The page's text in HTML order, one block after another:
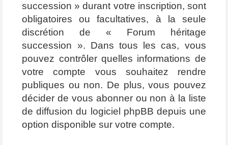
succession » durant votre inscription, sont
obligatoires ou facultatives, à la seule
discrétion de « Forum héritage
succession ». Dans tous les cas, vous
pouvez contrôler quelles informations de
votre compte vous souhaitez rendre
publiques ou non. De plus, vous pouvez
décider de vous abonner ou non à la liste
de diffusion du logiciel phpBB depuis une
option disponible sur votre compte.